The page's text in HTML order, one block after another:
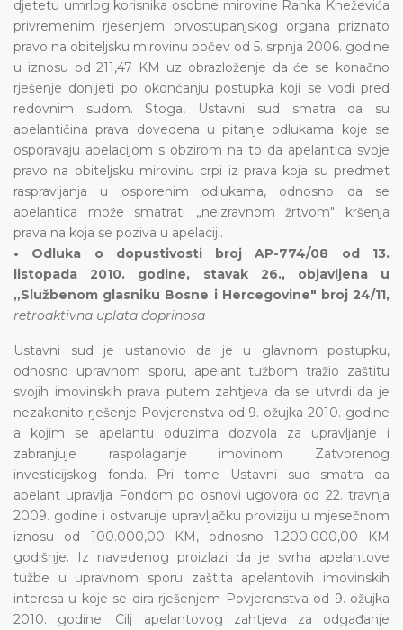
djetetu umrlog korisnika osobne mirovine Ranka Kneževića
privremenim rješenjem prvostupanjskog organa priznato
pravo na obiteljsku mirovinu počev od 5. srpnja 2006. godine
u iznosu od 211,47 KM uz obrazloženje da će se konačno
rješenje donijeti po okončanju postupka koji se vodi pred
redovnim sudom. Stoga, Ustavni sud smatra da su
apelantičina prava dovedena u pitanje odlukama koje se
osporavaju apelacijom s obzirom na to da apelantica svoje
pravo na obiteljsku mirovinu crpi iz prava koja su predmet
raspravljanja u osporenim odlukama, odnosno da se
apelantica može smatrati „neizravnom žrtvom" kršenja
prava na koja se poziva u apelaciji.
• Odluka o dopustivosti broj AP-774/08 od 13.
listopada 2010. godine, stavak 26., objavljena u
„Službenom glasniku Bosne i Hercegovine" broj 24/11,
retroaktivna uplata doprinosa
Ustavni sud je ustanovio da je u glavnom postupku,
odnosno upravnom sporu, apelant tužbom tražio zaštitu
svojih imovinskih prava putem zahtjeva da se utvrdi da je
nezakonito rješenje Povjerenstva od 9. ožujka 2010. godine
a kojim se apelantu oduzima dozvola za upravljanje i
zabranjuje raspolaganje imovinom Zatvorenog
investicijskog fonda. Pri tome Ustavni sud smatra da
apelant upravlja Fondom po osnovi ugovora od 22. travnja
2009. godine i ostvaruje upravljačku proviziju u mjesečnom
iznosu od 100.000,00 KM, odnosno 1.200.000,00 KM
godišnje. Iz navedenog proizlazi da je svrha apelantove
tužbe u upravnom sporu zaštita apelantovih imovinskih
interesa u koje se dira rješenjem Povjerenstva od 9. ožujka
2010. godine. Cilj apelantovog zahtjeva za odgađanje